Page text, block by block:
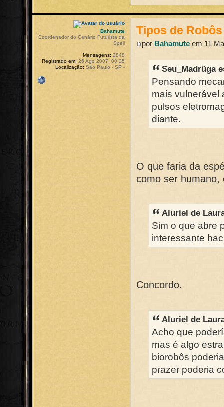
Tipos de Robôs
por Bahamute em 11
Seu_Madrüga
Pensando
mais vulnerável
pulsos
diante.
O que faria da
como ser humano,
Aluriel de
Sim o que abre
interessante
Concordo.
Aluriel de
Acho que
mas é algo
biorobôs
prazer poderia
Bahamute
Coordenador do Cenário Futurista da
Spell
Mensagens: 2848
Registrado em: 26 Ago 2007, 00:25
Localização: São Paulo - SP -